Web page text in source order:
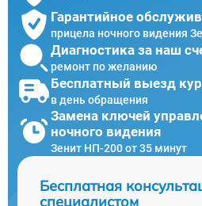
Гарантийное
прицела ночного видения
Диагностика за наш
ремонт по желанию
Бесплатный выезд
в день обращения
Замена ключей
ночного видения
Зенит НП-200 от 35 минут
Бесплатная
специалистом